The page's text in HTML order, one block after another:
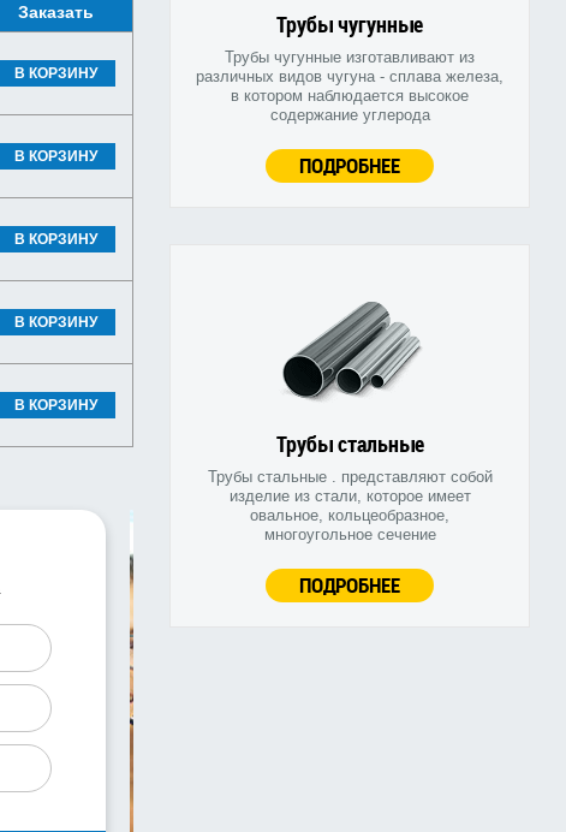
Трубы чугунные
Трубы чугунные изготавливают из
различных видов чугуна - сплава железа,
в котором наблюдается высокое
содержание углерода
ПОДРОБНЕЕ
Трубы стальные
Трубы стальные . представляют собой
изделие из стали, которое имеет
овальное, кольцеобразное,
многоугольное сечение
ПОДРОБНЕЕ
Заказать
В КОРЗИНУ
В КОРЗИНУ
В КОРЗИНУ
В КОРЗИНУ
В КОРЗИНУ